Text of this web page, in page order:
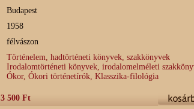
Budapest
1958
félvászon
Történelem, hadtörténeti könyvek, szakkönyvek
Irodalomtörténeti könyvek, irodalomelméleti
Ókor, Ókori történetírók, Klasszika-filológia
3 500 Ft